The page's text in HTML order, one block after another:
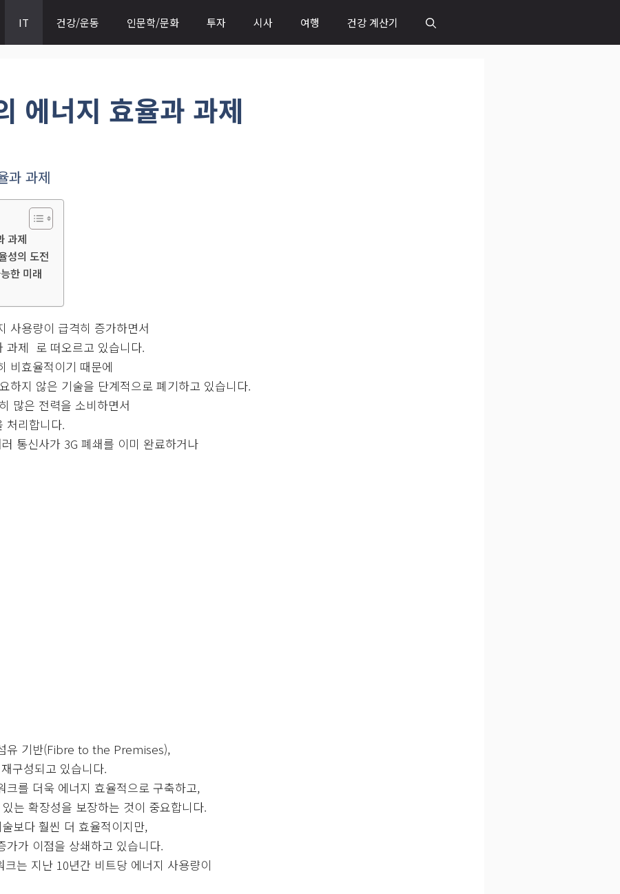
IT 건강/운동 인문학/문화 투자 시사 여행 건강 계산기
에너지 효율과 과제
과 과제
과제
성의 도전
한 미래
사용량이 급격히 증가하면서
과제 로 떠오르고 있습니다.
비효율적이기 때문에
하지 않은 기술을 단계적으로 폐기하고 있습니다.
많은 전력을 소비하면서
처리합니다.
통신사가 3G 폐쇄를 이미 완료하거나
유 기반(Fibre to the Premises),
구성되고 있습니다.
크를 더욱 에너지 효율적으로 구축하고,
는 확장성을 보장하는 것이 중요합니다.
보다 훨씬 더 효율적이지만,
가가 이점을 상쇄하고 있습니다.
는 지난 10년간 비트당 에너지 사용량이